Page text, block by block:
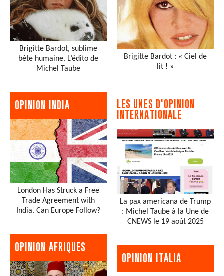
Brigitte Bardot, sublime
bête humaine. L’édito de
Michel Taube
OPINION INDIA
London Has Struck a Free
Trade Agreement with
India. Can Europe Follow?
OPINION AFRIQUES
Brigitte Bardot : « Ciel de
lit ! »
LES UNES D'OPINION
INTERNATIONALE
La pax americana de Trump
: Michel Taube à la Une de
CNEWS le 19 août 2025
OPINION ITALIA